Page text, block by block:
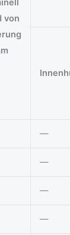
von
—
—
—
—